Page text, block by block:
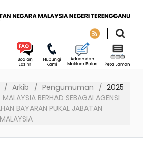
Arkib Pengumuman
2025
BERHAD SEBAGAI AGENSI
BAYARAN PUKAL JABATAN